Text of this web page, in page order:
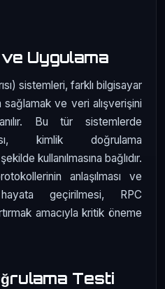
Uygulama
sistemleri, farklı bilgisayar
sağlamak ve veri alışverişini
Bu tür sistemlerde
kimlik doğrulama
kullanılmasına bağlıdır.
anlaşılması ve
geçirilmesi, RPC
amacıyla kritik öneme
Testi